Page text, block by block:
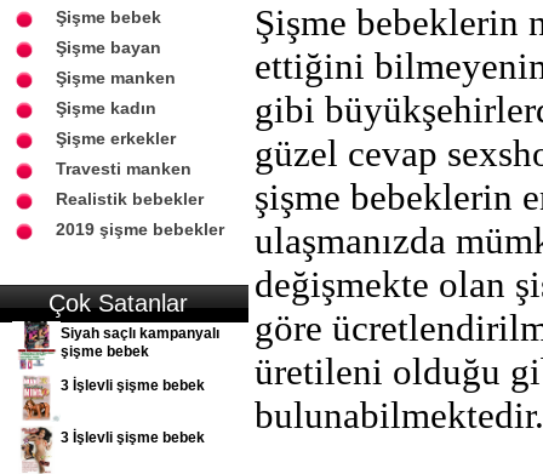
Şişme bebek
Şişme bayan
Şişme manken
Şişme kadın
Şişme erkekler
Travesti manken
Realistik bebekler
2019 şişme bebekler
Çok Satanlar
Siyah saçlı kampanyalı
şişme bebek
3 İşlevli şişme bebek
3 İşlevli şişme bebek
Şişme bebeklerin
ettiğini
gibi
güzel cevap
şişme bebeklerin
ulaşmanızda
değişmekte olan
göre
üretileni olduğu
bulunabilmektedir.